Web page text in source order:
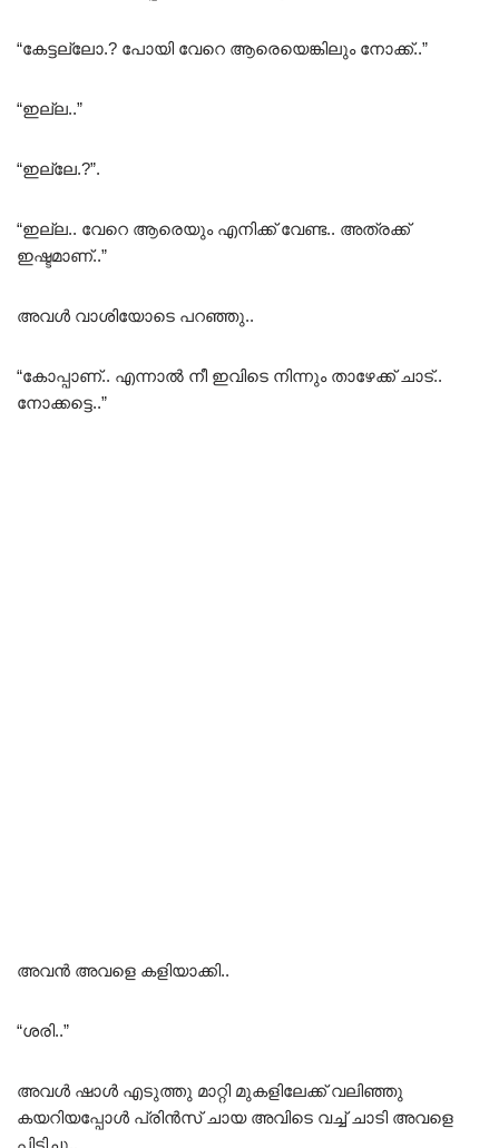
“കേട്ടല്ലോ.? പോയി വേറെ ആരെയെങ്കിലും നോക്ക്..”
“ഇല്ല..”
“ഇല്ലേ.?”.
“ഇല്ല.. വേറെ ആരെയും എനിക്ക് വേണ്ട.. അത്രക്ക്
ഇഷ്ടമാണ്..”
അവൾ വാശിയോടെ പറഞ്ഞു..
“കോപ്പാണ്.. എന്നാൽ നീ ഇവിടെ നിന്നും താഴേക്ക് ചാട്..
നോക്കട്ടെ..”
അവൻ അവളെ കളിയാക്കി..
“ശരി..”
അവൾ ഷാൾ എടുത്തു മാറ്റി മുകളിലേക്ക് വലിഞ്ഞു
കയറിയപ്പോൾ പ്രിൻസ് ചായ അവിടെ വച്ച് ചാടി അവളെ